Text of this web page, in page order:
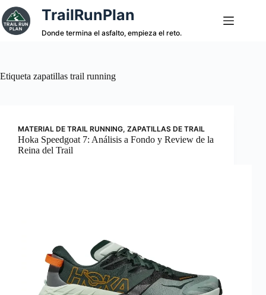
Saltar
al
contenido
TrailRunPlan
Donde termina el asfalto, empieza el reto.
Etiqueta zapatillas trail running
MATERIAL DE TRAIL RUNNING, ZAPATILLAS DE TRAIL
Hoka Speedgoat 7: Análisis a Fondo y Review de la
Reina del Trail